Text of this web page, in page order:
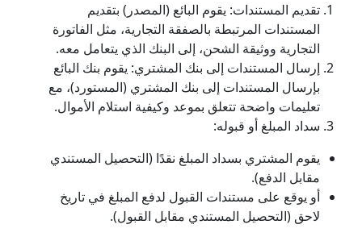
تقديم المستندات: يقوم البائع (المصدر) بتقديم
المستندات المرتبطة بالصفقة التجارية، مثل الفاتورة
التجارية ووثيقة الشحن، إلى البنك الذي يتعامل معه.
إرسال المستندات إلى بنك المشتري: يقوم بنك البائع
بإرسال المستندات إلى بنك المشتري (المستورد)، مع
تعليمات واضحة تتعلق بموعد وكيفية استلام الأموال.
سداد المبلغ أو قبوله:
يقوم المشتري بسداد المبلغ نقدًا (التحصيل المستندي
مقابل الدفع).
أو يوقع على مستندات القبول لدفع المبلغ في تاريخ
لاحق (التحصيل المستندي مقابل القبول).